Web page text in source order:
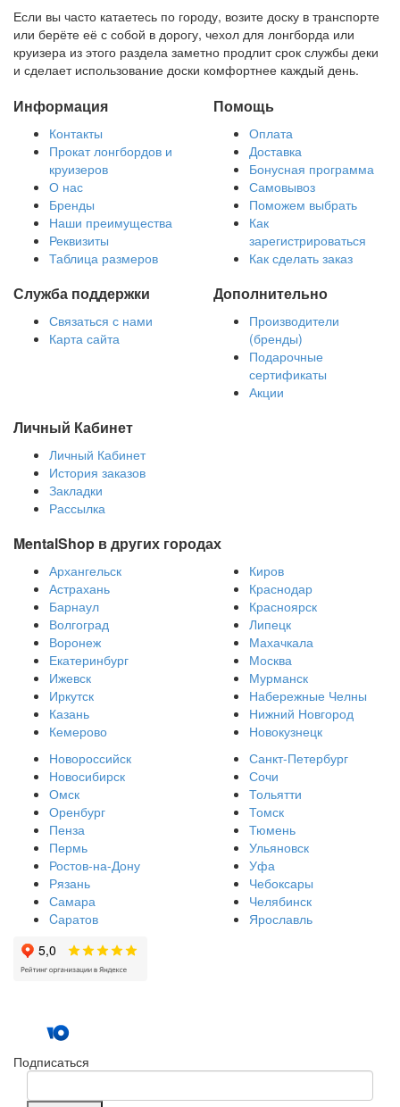
Если вы часто катаетесь по городу, возите доску в транспорте
или берёте её с собой в дорогу, чехол для лонгборда или
круизера из этого раздела заметно продлит срок службы деки
и сделает использование доски комфортнее каждый день.
Информация
Контакты
Прокат лонгбордов и
круизеров
О нас
Бренды
Наши преимущества
Реквизиты
Таблица размеров
Помощь
Оплата
Доставка
Бонусная программа
Самовывоз
Поможем выбрать
Как
зарегистрироваться
Как сделать заказ
Служба поддержки
Связаться с нами
Карта сайта
Дополнительно
Производители
(бренды)
Подарочные
сертификаты
Акции
Личный Кабинет
Личный Кабинет
История заказов
Закладки
Рассылка
MentalShop в других городах
Архангельск
Астрахань
Барнаул
Волгоград
Воронеж
Екатеринбург
Ижевск
Иркутск
Казань
Кемерово
Киров
Краснодар
Красноярск
Липецк
Махачкала
Москва
Мурманск
Набережные Челны
Нижний Новгород
Новокузнецк
Новороссийск
Новосибирск
Омск
Оренбург
Пенза
Пермь
Ростов-на-Дону
Рязань
Самара
Cаратов
Санкт-Петербург
Сочи
Тольятти
Томск
Тюмень
Ульяновск
Уфа
Чебоксары
Челябинск
Ярославль
Подписаться